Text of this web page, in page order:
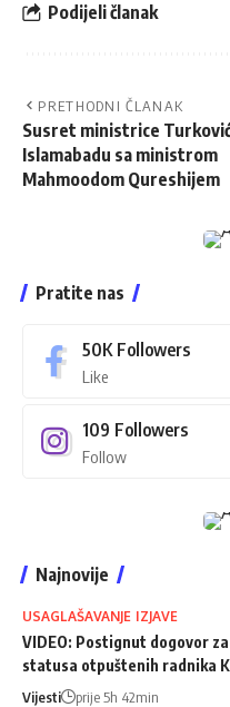
Podijeli članak
PRETHODNI ČLANAK
Susret ministrice
Islamabadu sa ministrom
Mahmoodom Qureshijem
Pratite nas
50K Followers
Like
109 Followers
Follow
Najnovije
USAGLAŠAVANJE IZJAVE
VIDEO: Postignut dogovor
statusa otpuštenih radnika
Vijesti prije 5h 42min